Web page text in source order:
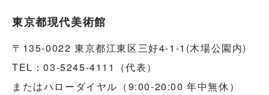
東京都現代美術館
〒135-0022 東京都江東区三好4-1-1(木場公園内)
TEL：03-5245-4111（代表）
またはハローダイヤル（9:00-20:00 年中無休）